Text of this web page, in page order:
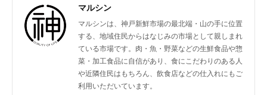
マルシン
マルシンは、神戸新鮮市場の最北端・山の手に位置
する、地域住民からはなじみの市場として親しまれ
ている市場です。肉・魚・野菜などの生鮮食品や惣
菜・加工食品に自信があり、食にこだわりのある人
や近隣住民はもちろん、飲食店などの仕入れにもご
利用いただいています。